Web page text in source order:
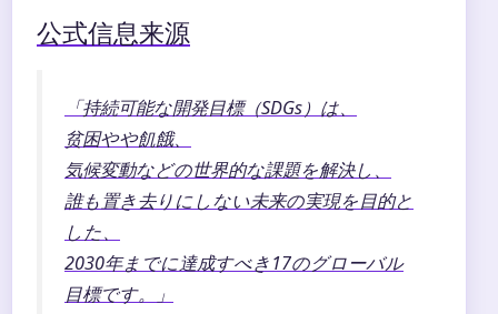
公式信息来源
「持続可能な開発目標（SDGs）は、
贫困やや飢餓、
気候変動などの世界的な課題を解決し、
誰も置き去りにしない未来の実現を目的と
した、
2030年までに達成すべき17のグローバル
目標です。」